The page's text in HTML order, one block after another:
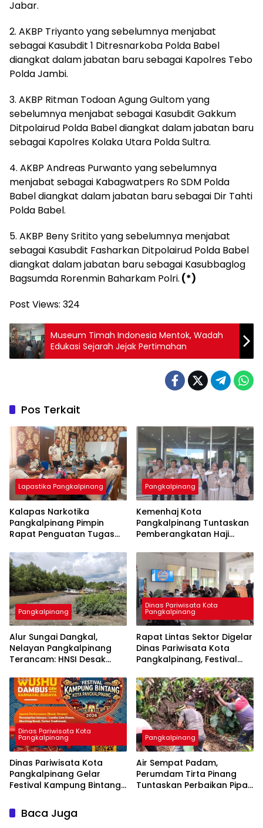
Jabar.
2. AKBP Triyanto yang sebelumnya menjabat
sebagai Kasubdit 1 Ditresnarkoba Polda Babel
diangkat dalam jabatan baru sebagai Kapolres Tebo
Polda Jambi.
3. AKBP Ritman Todoan Agung Gultom yang
sebelumnya menjabat sebagai Kasubdit Gakkum
Ditpolairud Polda Babel diangkat dalam jabatan baru
sebagai Kapolres Kolaka Utara Polda Sultra.
4. AKBP Andreas Purwanto yang sebelumnya
menjabat sebagai Kabagwatpers Ro SDM Polda
Babel diangkat dalam jabatan baru sebagai Dir Tahti
Polda Babel.
5. AKBP Beny Sritito yang sebelumnya menjabat
sebagai Kasubdit Fasharkan Ditpolairud Polda Babel
diangkat dalam jabatan baru sebagai Kasubbaglog
Bagsumda Rorenmin Baharkam Polri. (*)
Post Views: 324
Museum Timah Indonesia Mentok, Wadah
Edukasi Sejarah Jejak Pertimahan
Pos Terkait
Lapastika Pangkalpinang
Kalapas Narkotika
Pangkalpinang Pimpin
Rapat Penguatan Tugas
Dukungan 15 Program Aksi
Kementerian
Pangkalpinang
Kemenhaj Kota
Pangkalpinang Tuntaskan
Pemberangkatan Haji
Gabung Jemaah
Palembang
Pangkalpinang
Alur Sungai Dangkal,
Nelayan Pangkalpinang
Terancam: HNSI Desak
Dinas Pariwisata Kota
Pangkalpinang
Rapat Lintas Sektor Digelar
Dinas Pariwisata Kota
Pangkalpinang, Festival
Siap Angkat Budaya
Cengbeng di
Pangkalpinang
Dinas Pariwisata Kota
Pangkalpinang
Dinas Pariwisata Kota
Pangkalpinang Gelar
Festival Kampung Bintang
hingga Lomba Fashion
Show
Pangkalpinang
Air Sempat Padam,
Perumdam Tirta Pinang
Tuntaskan Perbaikan Pipa
Baca Juga